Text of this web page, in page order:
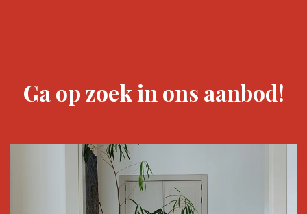
Ga op zoek in ons aanbod!